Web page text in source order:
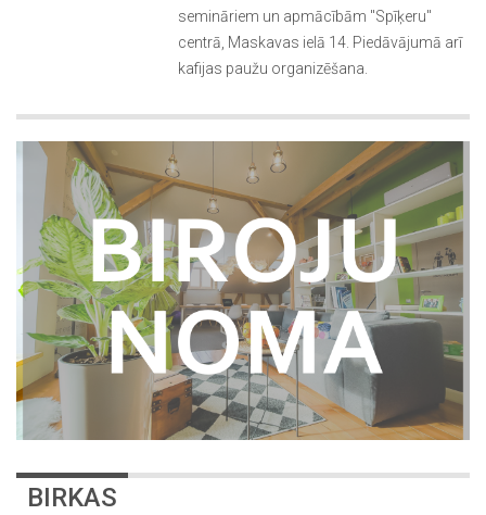
semināriem un apmācībām "Spīķeru"
centrā, Maskavas ielā 14. Piedāvājumā arī
kafijas paužu organizēšana.
BIRKAS